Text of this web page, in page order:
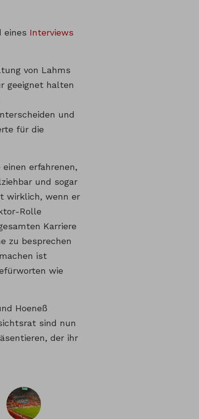
eines Interviews
von Lahms
geeignet halten
und
für die
erfahrenen,
und sogar
wirklich, wenn er
Rolle
Karriere
zu besprechen
ist
wie
Hoeneß
sind nun
der ihr